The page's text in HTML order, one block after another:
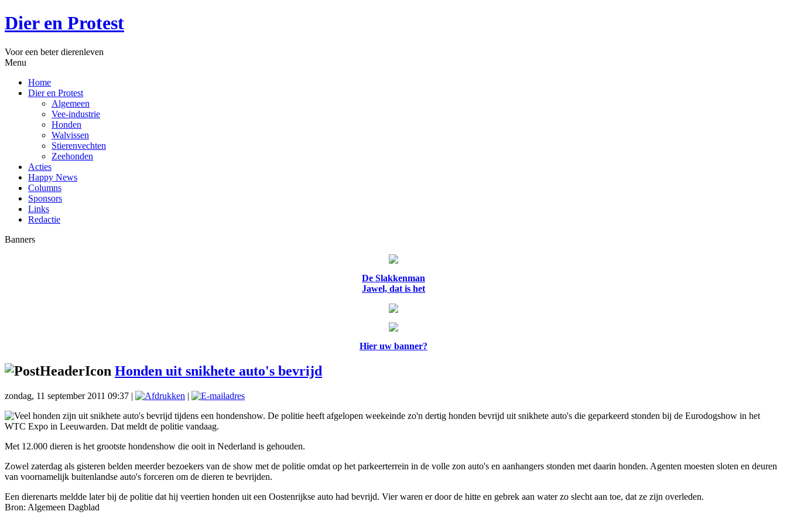
Dier en Protest
Voor een beter dierenleven
Menu
Home
Dier en Protest
Algemeen
Vee-industrie
Honden
Walvissen
Stierenvechten
Zeehonden
Acties
Happy News
Columns
Sponsors
Links
Redactie
Banners
De Slakkenman
Jawel, dat is het
Hier uw banner?
Honden uit snikhete auto's bevrijd
zondag, 11 september 2011 09:37 |
|
Veel honden zijn uit snikhete auto's bevrijd tijdens een hondenshow. De politie heeft afgelopen weekeinde zo'n dertig honden bevrijd uit snikhete auto's die geparkeerd stonden bij de Eurodogshow in het
WTC Expo in Leeuwarden. Dat meldt de politie vandaag.
Met 12.000 dieren is het grootste hondenshow die ooit in Nederland is gehouden.
Zowel zaterdag als gisteren belden meerder bezoekers van de show met de politie omdat op het parkeerterrein in de volle zon auto's en aanhangers stonden met daarin honden. Agenten moesten sloten en deuren
van voornamelijk buitenlandse auto's forceren om de dieren te bevrijden.
Een dierenarts meldde later bij de politie dat hij veertien honden uit een Oostenrijkse auto had bevrijd. Vier waren er door de hitte en gebrek aan water zo slecht aan toe, dat ze zijn overleden.
Bron: Algemeen Dagblad